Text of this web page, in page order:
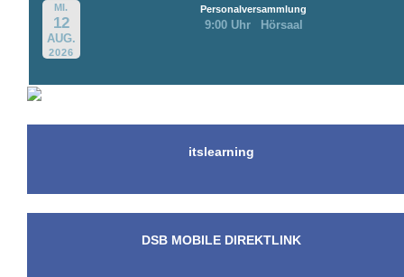
MI.
12
AUG.
2026
Personalversammlung
9:00 Uhr Hörsaal
itslearning
DSB MOBILE DIREKTLINK